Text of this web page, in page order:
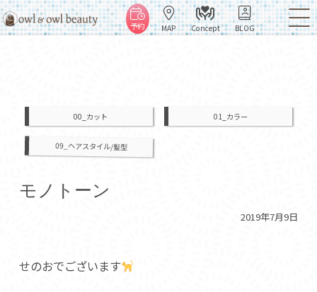
予約 MAP Concept BLOG
00_カット 01_カラー
09_ヘアスタイル/髪型
モノトーン
2019年7月9日
せのおでございます